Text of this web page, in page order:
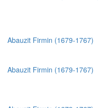
Abauzit Firmin (1679-1767)
Abauzit Firmin (1679-1767)